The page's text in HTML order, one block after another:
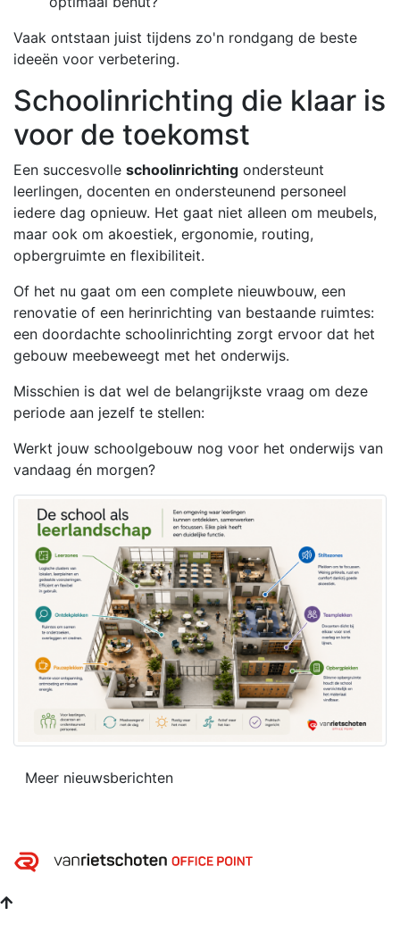
Vaak ontstaan juist tijdens zo'n rondgang de beste
ideeën voor verbetering.
Schoolinrichting die klaar is
voor de toekomst
Een succesvolle schoolinrichting ondersteunt
leerlingen, docenten en ondersteunend personeel
iedere dag opnieuw. Het gaat niet alleen om meubels,
maar ook om akoestiek, ergonomie, routing,
opbergruimte en flexibiliteit.
Of het nu gaat om een complete nieuwbouw, een
renovatie of een herinrichting van bestaande ruimtes:
een doordachte schoolinrichting zorgt ervoor dat het
gebouw meebeweegt met het onderwijs.
Misschien is dat wel de belangrijkste vraag om deze
periode aan jezelf te stellen:
Werkt jouw schoolgebouw nog voor het onderwijs van
vandaag én morgen?
Meer nieuwsberichten